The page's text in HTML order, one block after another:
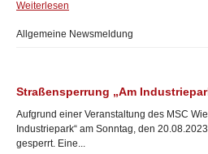
Weiterlesen
Allgemeine Newsmeldung
Straßensperrung „Am
Aufgrund einer Veranstaltung des MSC
Industriepark“ am Sonntag, den
gesperrt. Eine...